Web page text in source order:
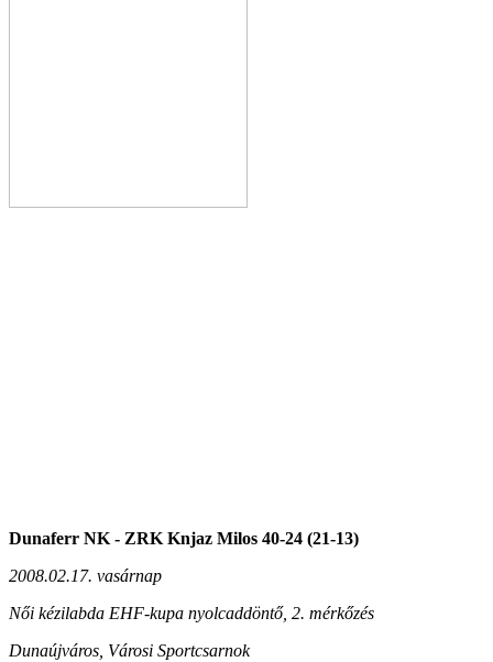
Dunaferr NK - ZRK Knjaz Milos 40-24 (21-13)
2008.02.17. vasárnap
Női kézilabda EHF-kupa nyolcaddöntő, 2. mérkőzés
Dunaújváros, Városi Sportcsarnok